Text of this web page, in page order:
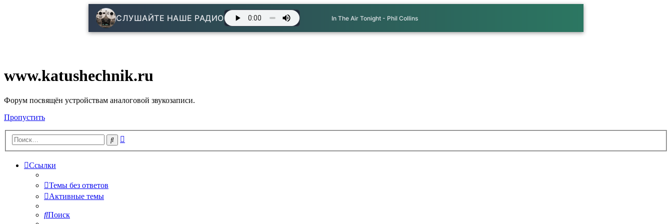
СЛУШАЙТЕ НАШЕ РАДИО In The Air Tonight - Phil Collins
www.katushechnik.ru
Форум посвящён устройствам аналоговой звукозаписи.
Пропустить
Поиск
Ссылки
Темы без ответов
Активные темы
Поиск